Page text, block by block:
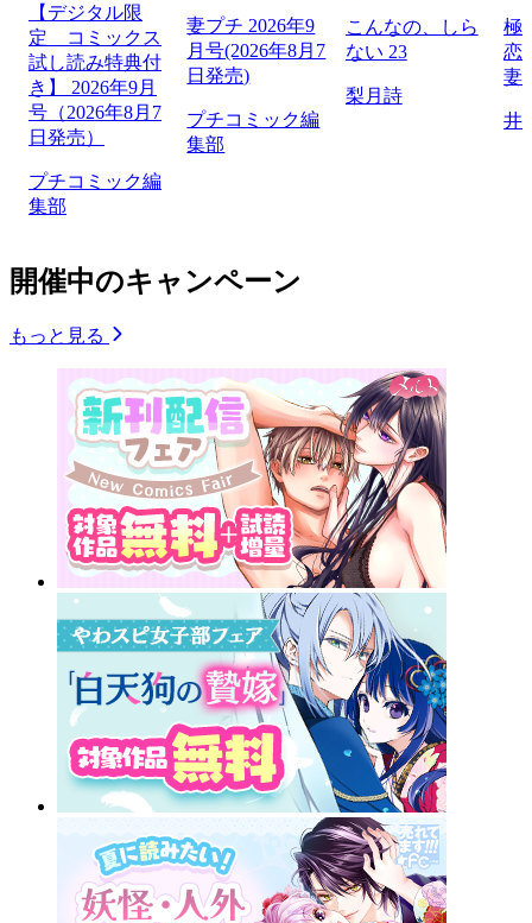
【デジタル限
定 コミックス
試し読み特典付
き】 2026年9月
号（2026年8月7
日発売）
プチコミック編
集部
妻プチ 2026年9
月号(2026年8月7
日発売)
プチコミック編
集部
こんなの、しら
ない 23
梨月詩
極
恋
妻
井
開催中のキャンペーン
もっと見る